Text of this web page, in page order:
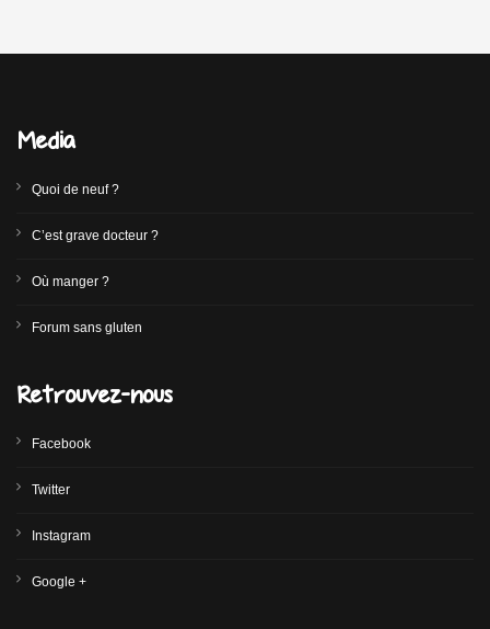
Media
Quoi de neuf ?
C’est grave docteur ?
Où manger ?
Forum sans gluten
Retrouvez-nous
Facebook
Twitter
Instagram
Google +